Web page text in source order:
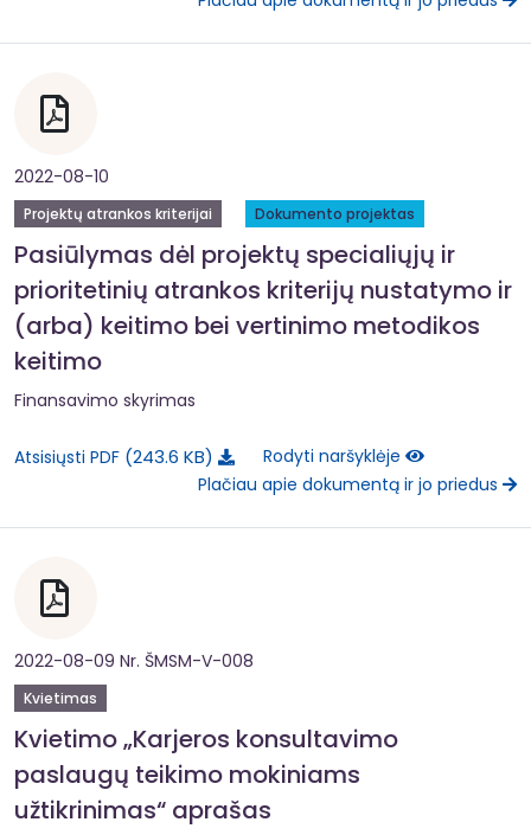
2022-08-10
Projektų atrankos kriterijai Dokumento projektas
Pasiūlymas dėl projektų specialiųjų ir
prioritetinių atrankos kriterijų nustatymo ir
(arba) keitimo bei vertinimo metodikos
keitimo
Finansavimo skyrimas
Atsisiųsti PDF 243.6 KB
Rodyti naršyklėje
Plačiau apie dokumentą ir jo priedus
2022-08-09 Nr. ŠMSM-V-008
Kvietimas
Kvietimo „Karjeros konsultavimo
paslaugų teikimo mokiniams
užtikrinimas“ aprašas